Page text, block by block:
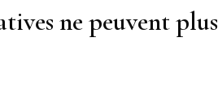
ne peuvent plus